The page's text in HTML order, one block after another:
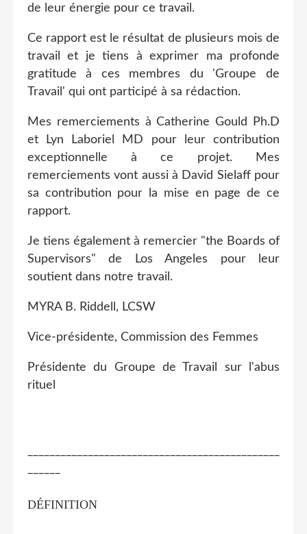
de leur énergie pour ce travail.
Ce rapport est le résultat de plusieurs mois de
travail et je tiens à exprimer ma profonde
gratitude à ces membres du 'Groupe de
Travail' qui ont participé à sa rédaction.
Mes remerciements à Catherine Gould Ph.D
et Lyn Laboriel MD pour leur contribution
exceptionnelle à ce projet. Mes
remerciements vont aussi à David Sielaff pour
sa contribution pour la mise en page de ce
rapport.
Je tiens également à remercier "the Boards of
Supervisors" de Los Angeles pour leur
soutient dans notre travail.
MYRA B. Riddell, LCSW
Vice-présidente, Commission des Femmes
Présidente du Groupe de Travail sur l'abus
rituel
DÉFINITION